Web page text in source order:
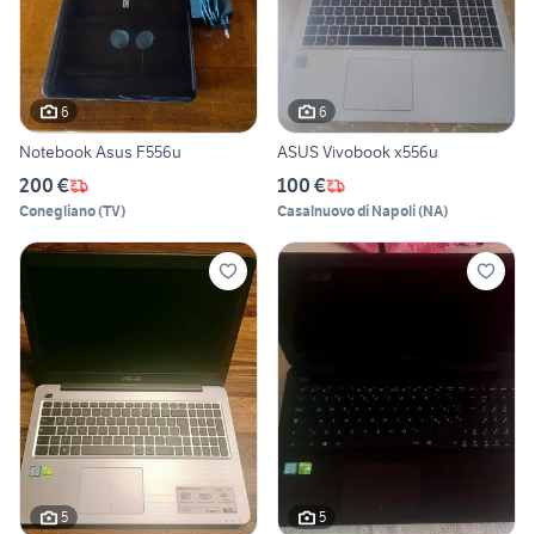
6
Notebook Asus F556u
200 €
Conegliano(TV)
6
ASUS Vivobook x556u
100 €
Casalnuovo di Napoli(NA)
5 5